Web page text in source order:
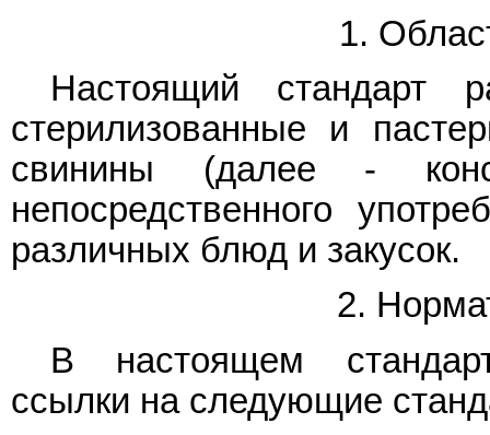
1.
Настоящий стандарт
стерилизованные и
свинины (далее -
непосредственного
различных блюд и закусок.
2.
В настоящем
ссылки на следующие